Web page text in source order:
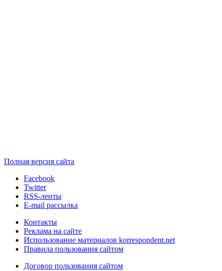
Полная версия сайта
Facebook
Twitter
RSS-ленты
E-mail рассылка
Контакты
Реклама на сайте
Использование материалов korrespondent.net
Правила пользования сайтом
Договор пользования сайтом